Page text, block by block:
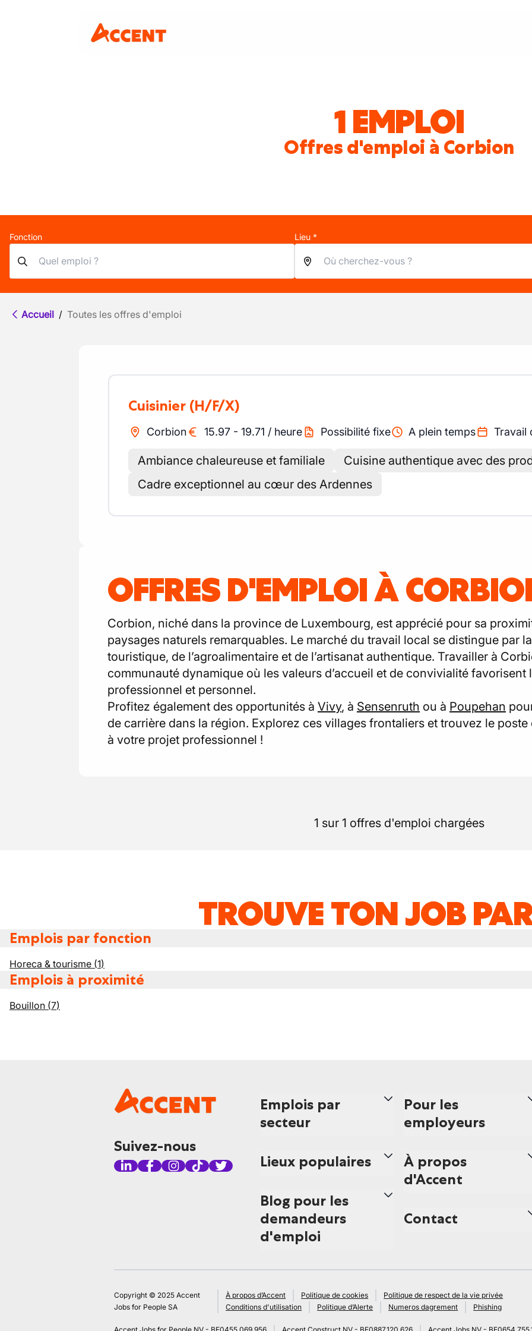
1 EMPLOI
Offres d'emploi à Corbion
Fonction Lieu *
Accueil / Toutes les offres d'emploi
Cuisinier (H/F/X)
Corbion 15.97 - 19.71 / heure Possibilité fixe A plein temps Travail
Ambiance chaleureuse et familiale
Cuisine authentique avec des
Cadre exceptionnel au cœur des Ardennes
OFFRES D'EMPLOI À
Corbion, niché dans la province de Luxembourg, est apprécié pour sa
paysages naturels remarquables. Le marché du travail local se distingue par
touristique, de l’agroalimentaire et de l’artisanat authentique. Travailler à
communauté dynamique où les valeurs d’accueil et de convivialité favorisent
professionnel et personnel.
Profitez également des opportunités à Vivy, à Sensenruth ou à Poupehan
de carrière dans la région. Explorez ces villages frontaliers et trouvez le
à votre projet professionnel !
1 sur 1 offres d'emploi chargées
TROUVE TON JOB
Emplois par fonction
Horeca & tourisme (1)
Emplois à proximité
Bouillon (7)
Suivez-nous
Emplois par
secteur
Lieux populaires
Blog pour les
demandeurs
d'emploi
Pour les
employeurs
À propos
d'Accent
Contact
Copyright © 2025 Accent
Jobs for People SA
À propos d’Accent Politique de cookies
Politique de respect de la vie privée
Conditions d'utilisation
Politique d’Alerte Numeros dagrement Phishing